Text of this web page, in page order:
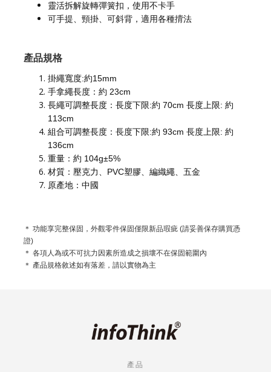
靈活拆解旋轉彈簧扣，使用不卡手
可手提、頸掛、可斜背，適用各種揹法
產品規格
掛繩寬度:約15mm
手拿繩長度：約 23cm
長繩可調整長度：長度下限:約 70cm 長度上限: 約
113cm
組合可調整長度：長度下限:約 93cm 長度上限: 約
136cm
重量：約 104g±5%
材質：壓克力、PVC塑膠、編織繩、五金
原產地：中國
＊ 功能享完整保固，外觀零件保固僅限新品瑕疵 (請妥善保存購買憑
證)
＊ 各項人為或不可抗力因素所造成之損壞不在保固範圍內
＊ 產品規格敘述如有落差，請以實物為主
產品